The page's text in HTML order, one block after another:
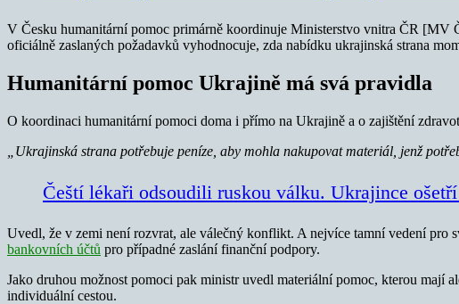
V Česku humanitární pomoc primárně koordinuje Ministerstvo vnitra ČR
oficiálně zaslaných požadavků vyhodnocuje, zda nabídku ukrajinská strana
Humanitární pomoc Ukrajině má svá pravidla
O koordinaci humanitární pomoci doma i přímo na Ukrajině a o zajištění
„Ukrajinská strana potřebuje peníze, aby mohla nakupovat materiál, jenž
Čeští lékaři odsoudili ruskou válku. Ukrajince ošetří
Uvedl, že v zemi není rozvrat, ale válečný konflikt. A nejvíce tamní vedení
bankovních účtů pro případné zaslání finanční podpory.
Jako druhou možnost pomoci pak ministr uvedl materiální pomoc, kterou mají
individuální cestou.